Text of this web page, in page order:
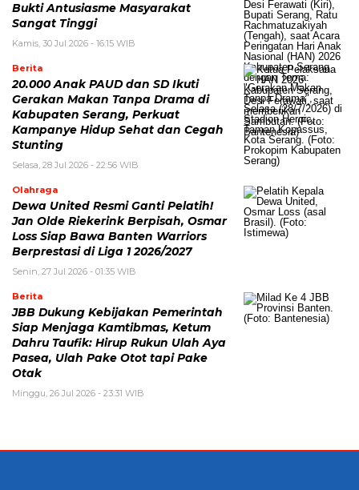
Bukti Antusiasme Masyarakat
Sangat Tinggi
Kamis, 30 Jul 2026 - 16:15 WIB
Berita
20.000 Anak PAUD dan SD Ikuti
Gerakan Makan Tanpa Drama di
Kabupaten Serang, Perkuat
Kampanye Hidup Sehat dan Cegah
Stunting
Selasa, 28 Jul 2026 - 22:56 WIB
Olahraga
Dewa United Resmi Ganti Pelatih!
Jan Olde Riekerink Berpisah, Osmar
Loss Siap Bawa Banten Warriors
Berprestasi di Liga 1 2026/2027
Senin, 27 Jul 2026 - 01:35 WIB
Berita
JBB Dukung Kebijakan Pemerintah
Siap Menjaga Kamtibmas, Ketum
Dahru Taufik: Hirup Rukun Ulah Aya
Pasea, Ulah Pake Otot tapi Pake
Otak
Minggu, 26 Jul 2026 - 23:31 WIB